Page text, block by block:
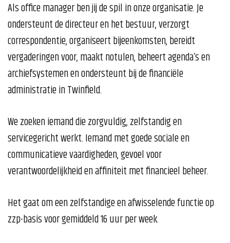
Als office manager ben jij de spil in onze organisatie. Je
ondersteunt de directeur en het bestuur, verzorgt
correspondentie, organiseert bijeenkomsten, bereidt
vergaderingen voor, maakt notulen, beheert agenda’s en
archiefsystemen en ondersteunt bij de financiële
administratie in Twinfield.
We zoeken iemand die zorgvuldig, zelfstandig en
servicegericht werkt. Iemand met goede sociale en
communicatieve vaardigheden, gevoel voor
verantwoordelijkheid en affiniteit met financieel beheer.
Het gaat om een zelfstandige en afwisselende functie op
zzp-basis voor gemiddeld 16 uur per week.